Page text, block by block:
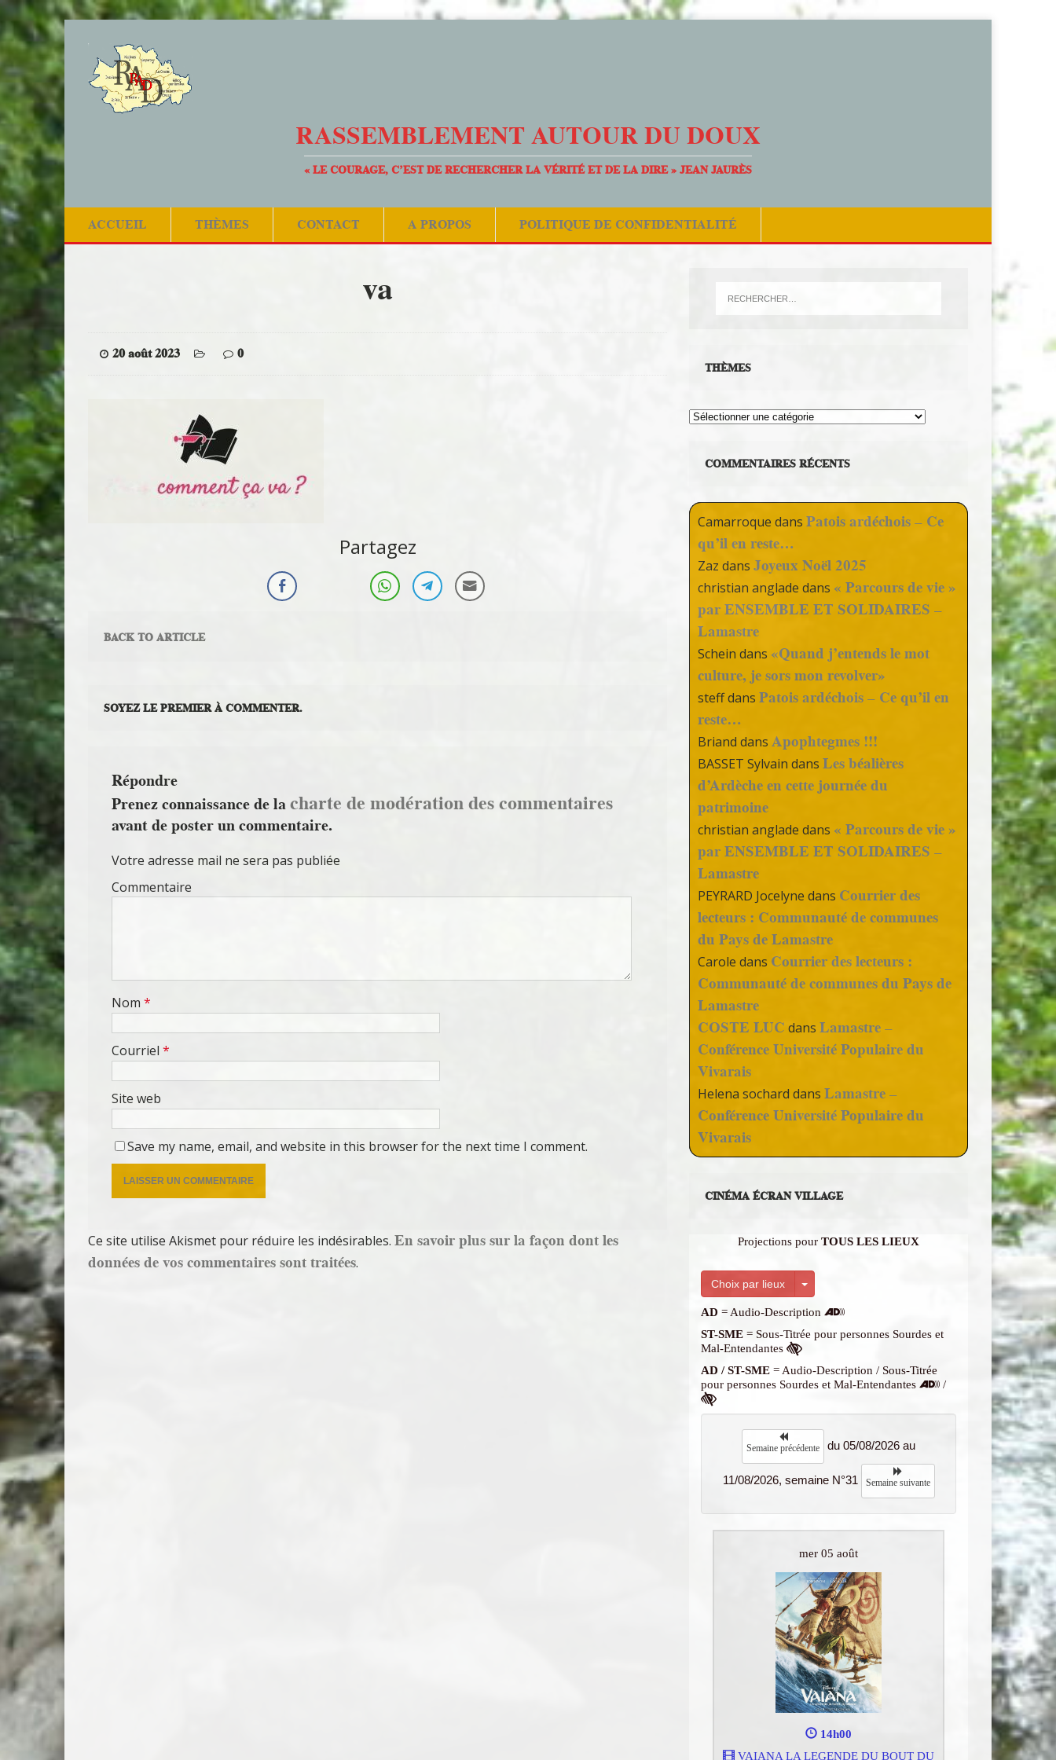
RASSEMBLEMENT AUTOUR DU DOUX
« LE COURAGE, C’EST DE RECHERCHER LA VÉRITÉ ET DE LA DIRE » JEAN JAURÈS
ACCUEIL THÈMES CONTACT A PROPOS POLITIQUE DE CONFIDENTIALITÉ
va
20 août 2023 0
Partagez
BACK TO ARTICLE
SOYEZ LE PREMIER À COMMENTER.
Répondre
Prenez connaissance de lacharte de modération des commentaires
avant de poster un commentaire.
Votre adresse mail ne sera pas publiée
Commentaire
Nom *
Courriel *
Site web
Save my name, email, and website in this browser for the next time I comment.
Ce site utilise Akismet pour réduire les indésirables. En savoir plus sur la façon dont les
données de vos commentaires sont traitées.
THÈMES
Thèmes
COMMENTAIRES RÉCENTS
Camarroque dansPatois ardéchois – Ce
qu’il en reste…
Zaz dansJoyeux Noël 2025
christian anglade dans « Parcours de vie »
par ENSEMBLE ET SOLIDAIRES –
Lamastre
Schein dans «Quand j’entends le mot
culture, je sors mon revolver»
steffdansPatois ardéchois – Ce qu’il en
reste…
Briand dansApophtegmes !!!
BASSET Sylvain dansLes béalières
d’Ardèche en cette journée du
patrimoine
christian anglade dans « Parcours de vie »
par ENSEMBLE ET SOLIDAIRES –
Lamastre
PEYRARD Jocelyne dans Courrier des
lecteurs : Communauté de communes
du Pays de Lamastre
Carole dans Courrier des lecteurs :
Communauté de communes du Pays de
Lamastre
COSTE LUC dansLamastre –
Conférence Université Populaire du
Vivarais
Helena sochard dansLamastre –
Conférence Université Populaire du
Vivarais
CINÉMA ÉCRAN VILLAGE